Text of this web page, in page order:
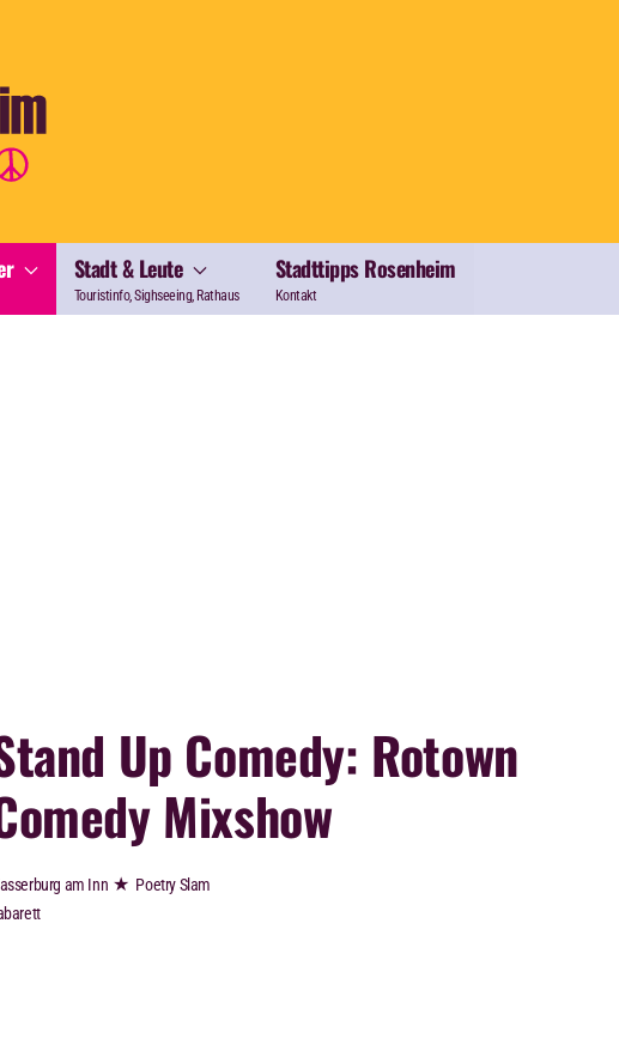
Stadt & Leute
Touristinfo, Sighseeing, Rathaus
Stadttipps Rosenheim
Kontakt
Up Comedy: Rotown
Mixshow
am Inn ★ Poetry Slam